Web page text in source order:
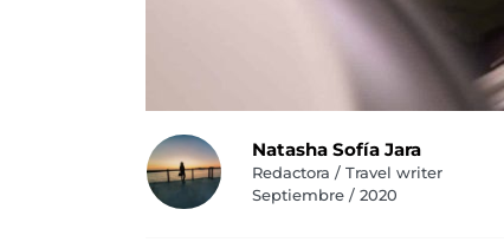
Natasha Sofía Jara
Redactora / Travel writer
Septiembre / 2020